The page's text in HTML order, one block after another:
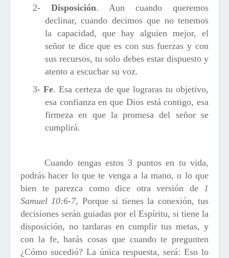
2- Disposición. Aun cuando queremos
declinar, cuando decimos que no tenemos
la capacidad, que hay alguien mejor, el
señor te dice que es con sus fuerzas y con
sus recursos, tu solo debes estar dispuesto y
atento a escuchar su voz.
3-Fe. Esa certeza de que lograras tu objetivo,
esa confianza en que Dios está contigo, esa
firmeza en que la promesa del señor se
cumplirá.
Cuando tengas estos 3 puntos en tu vida,
podrás hacer lo que te venga a la mano, o lo que
bien te parezca como dice otra versión de 1
Samuel 10:6-7, Porque si tienes la conexión, tus
decisiones serán guiadas por el Espíritu, si tiene la
disposición, no tardaras en cumplir tus metas, y
con la fe, harás cosas que cuando te pregunten
¿Cómo sucedió? La única respuesta, será: Eso lo